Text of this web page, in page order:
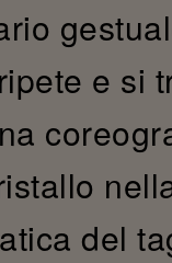
e si
del